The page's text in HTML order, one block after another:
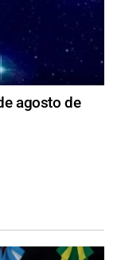
agosto de